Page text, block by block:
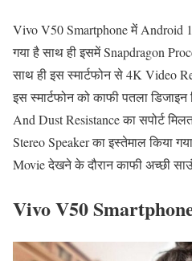
Vivo V50 Smartphone में Android
गया है साथ ही इसमें Snapdragon
साथ ही इस स्मार्टफोन से 4K Video
इस स्मार्टफोन को काफी पतला
And Dust Resistance का सपोर्ट
Stereo Speaker का इस्तेमाल किया
Movie देखने के दौरान काफी अच्छी
Vivo V50